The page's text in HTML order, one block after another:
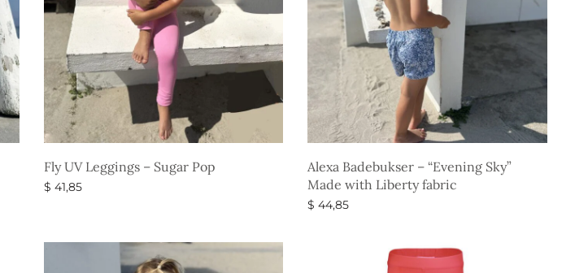
Fly UV Leggings – Sugar Pop
$ 41,85
Alexa Badebukser – “Evening Sky”
Made with Liberty fabric
$ 44,85